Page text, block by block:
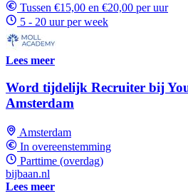
Tussen €15,00 en €20,00 per uur
5 - 20 uur per week
Lees meer
Word tijdelijk Recruiter bij
Amsterdam
Amsterdam
In overeenstemming
Parttime (overdag)
bijbaan.nl
Lees meer